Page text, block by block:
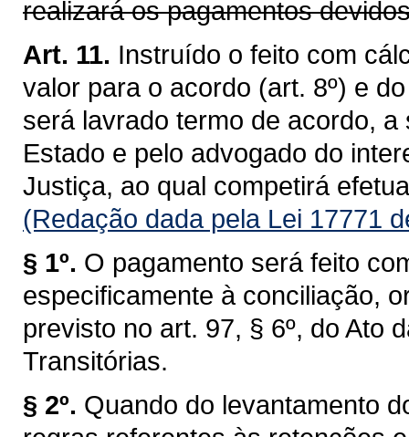
realizará os pagamentos
Art. 11. Instruído o feito com
valor para o acordo (art. 8º) e
será lavrado termo de acordo,
Estado e pelo advogado do
Justiça, ao qual competirá
(Redação dada pela Lei 17771
§ 1º. O pagamento será feito
especificamente à conciliação,
previsto no art. 97, § 6º, do Ato
Transitórias.
§ 2º. Quando do levantamento